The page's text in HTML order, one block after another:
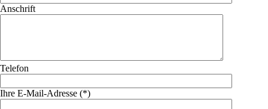
Anschrift
Telefon
Ihre E-Mail-Adresse (*)